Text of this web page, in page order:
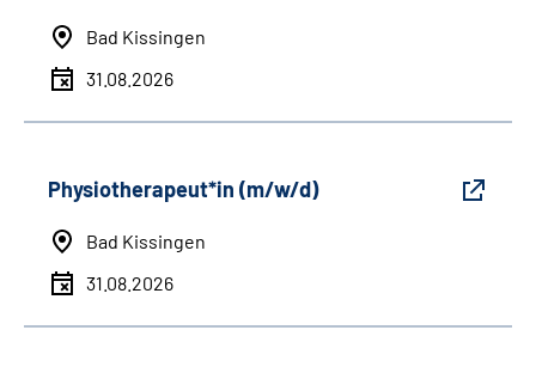
Bad Kissingen
31.08.2026
Physiotherapeut*in (m/w/d)
Bad Kissingen
31.08.2026